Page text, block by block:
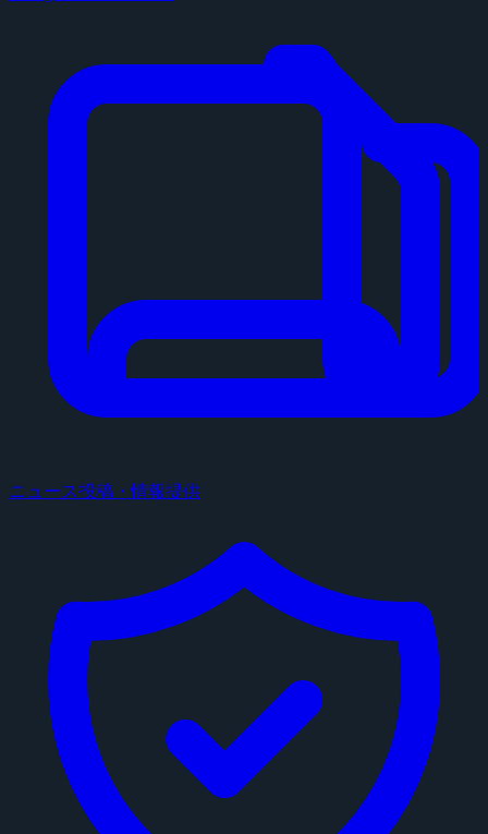
ニュース投稿・情報提供